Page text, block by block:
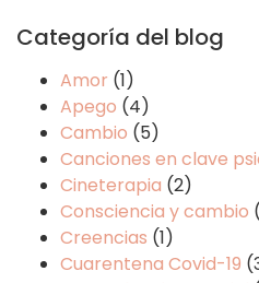
Categoría del blog
Amor (1)
Apego (4)
Cambio (5)
Canciones en clave
Cineterapia (2)
Consciencia y cambio
Creencias (1)
Cuarentena Covid-19